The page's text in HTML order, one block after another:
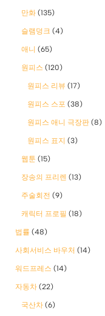
만화 (135)
슬램덩크 (4)
애니 (65)
원피스 (120)
원피스 리뷰 (17)
원피스 스포 (38)
원피스 애니 극장판 (8)
원피스 표지 (3)
웹툰 (15)
장송의 프리렌 (13)
주술회전 (9)
캐릭터 프로필 (18)
법률 (48)
사회서비스 바우처 (14)
워드프레스 (14)
자동차 (22)
국산차 (6)